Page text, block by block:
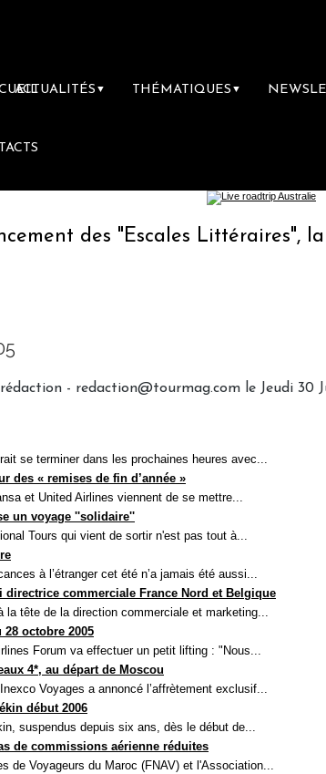
ACTUALITÉS ▼ THÉMATIQUES ▼
"Escales Littéraires", la
- redaction@tourmag.com le Jeudi 30
se terminer dans les prochaines heures avec...
des « remises de fin d’année »
et United Airlines viennent de se mettre...
un voyage ''solidaire''
Tours qui vient de sortir n'est pas tout à...
à l’étranger cet été n’a jamais été aussi...
directrice commerciale France Nord et Belgique
la tête de la direction commerciale et marketing...
octobre 2005
Forum va effectuer un petit lifting : "Nous...
4*, au départ de Moscou
Voyages a annoncé l’affrètement exclusif...
début 2006
suspendus depuis six ans, dès le début de...
de commissions aérienne réduites
de Voyageurs du Maroc (FNAV) et l'Association...